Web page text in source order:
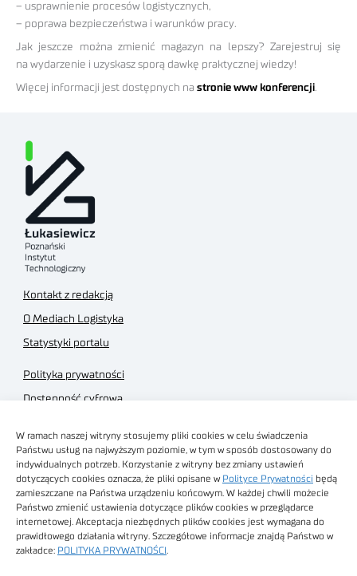
W ramach naszej witryny stosujemy pliki cookies w celu świadczenia
Państwu usług na najwyższym poziomie, w tym w sposób dostosowany do
indywidualnych potrzeb. Korzystanie z witryny bez zmiany ustawień
dotyczących cookies oznacza, że pliki opisane w Polityce Prywatności będą
zamieszczane na Państwa urządzeniu końcowym. W każdej chwili możecie
Państwo zmienić ustawienia dotyczące plików cookies w przeglądarce
internetowej. Akceptacja niezbędnych plików cookies jest wymagana do
prawidłowego działania witryny. Szczegółowe informacje znajdą Państwo w
zakładce: POLITYKA PRYWATNOŚCI
– usprawnienie procesów logistycznych,
– poprawa bezpieczeństwa i warunków pracy.
Jak jeszcze można zmienić magazyn na lepszy? Zarejestruj się
na wydarzenie i uzyskasz sporą dawkę praktycznej wiedzy!
Więcej informacji jest dostępnych na stronie www konferencji.
Kontakt z redakcją
O Mediach Logistyka
Statystyki portalu
Polityka prywatności
Dostępność cyfrowa
Regulamin sklepu
Obrazy stockowe
autorstwa